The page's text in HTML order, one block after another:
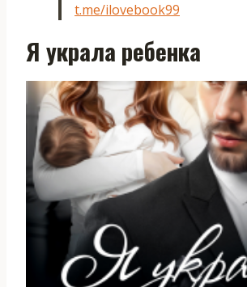
t.me/ilovebook99
Я украла ребенка